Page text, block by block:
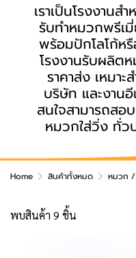
เราเป็นโรงงาน
รับทำหมวกพรีเ
พร้อมปักโลโก้ห
โรงงานรับผลิต
ราคาส่ง เหมา
บริษัท และงาน
สนใจสามารถส
หมวกใส่วิ่ง ทั่ว
Home สินค้าทั้งหมด หมวก /
พบสินค้า 9 ชิ้น